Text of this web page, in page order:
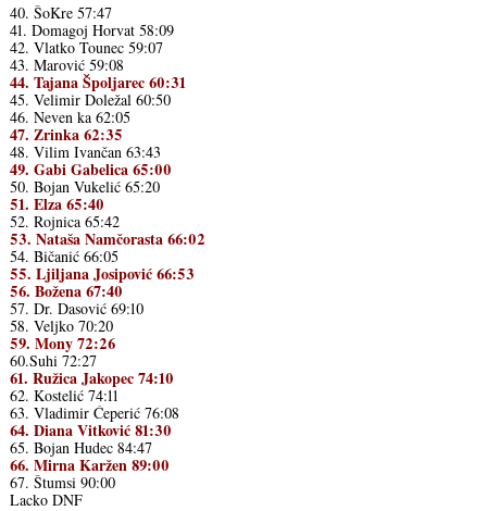
40. ŠoKre 57:47
41. Domagoj Horvat 58:09
42. Vlatko Tounec 59:07
43. Marović 59:08
44. Tajana Špoljarec 60:31
45. Velimir Doležal 60:50
46. Neven ka 62:05
47. Zrinka 62:35
48. Vilim Ivančan 63:43
49. Gabi Gabelica 65:00
50. Bojan Vukelić 65:20
51. Elza 65:40
52. Rojnica 65:42
53. Nataša Namčorasta 66:02
54. Bičanić 66:05
55. Ljiljana Josipović 66:53
56. Božena 67:40
57. Dr. Dasović 69:10
58. Veljko 70:20
59. Mony 72:26
60.Suhi 72:27
61. Ružica Jakopec 74:10
62. Kostelić 74:11
63. Vladimir Ćeperić 76:08
64. Diana Vitković 81:30
65. Bojan Hudec 84:47
66. Mirna Karžen 89:00
67. Štumsi 90:00
Lacko DNF